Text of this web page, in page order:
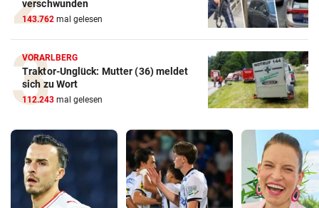
verschwunden
143.762 mal gelesen
VORARLBERG
Traktor-Unglück: Mutter (36) meldet
sich zu Wort
112.243 mal gelesen